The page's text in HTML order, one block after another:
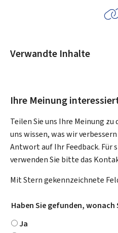
Verwandte Inhalte
Ihre Meinung
Teilen Sie uns Ihre Meinung zu
uns wissen, was wir
Antwort auf Ihr Feedback. Für
verwenden Sie bitte das
Mit Stern gekennzeichnete
Haben Sie gefunden, wonach
Ja